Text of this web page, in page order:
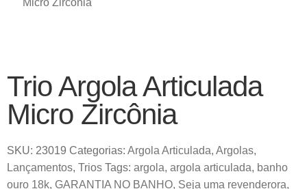
Micro Zircônia
Trio Argola Articulada
Micro Zircônia
SKU: 23019 Categorias: Argola Articulada, Argolas,
Lançamentos, Trios Tags: argola, argola articulada, banho
ouro 18k, GARANTIA NO BANHO, Seja uma revenderora,